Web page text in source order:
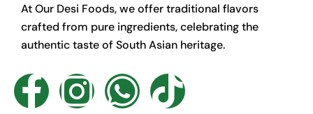
At Our Desi Foods, we offer traditional flavors
crafted from pure ingredients, celebrating the
authentic taste of South Asian heritage.
F I W T